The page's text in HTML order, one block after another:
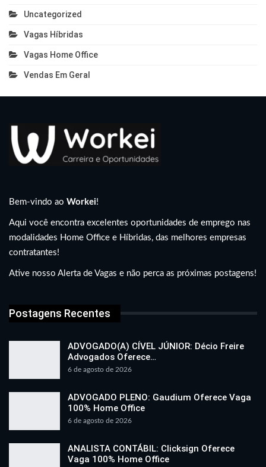
Uncategorized
Vagas Híbridas
Vagas Home Office
Vendas Em Geral
Bem-vindo ao Workei!
Aqui você encontra excelentes oportunidades de emprego nas
modalidades Home Office e Híbridas, das melhores empresas
contratantes!
Ative nosso Alerta de Vagas e não perca as próximas postagens!
Postagens Recentes
ADVOGADO(A) CÍVEL JÚNIOR: Décio Freire
Advogados Oferece…
6 de agosto de 2026
ADVOGADO PLENO: Gaudium Oferece Vaga
100% Home Office
6 de agosto de 2026
ANALISTA CONTÁBIL: Clicksign Oferece
Vaga 100% Home Office